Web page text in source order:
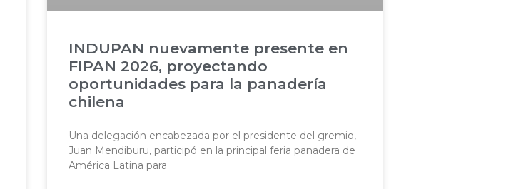
INDUPAN nuevamente presente en
FIPAN 2026, proyectando
oportunidades para la panadería
chilena
Una delegación encabezada por el presidente del gremio,
Juan Mendiburu, participó en la principal feria panadera de
América Latina para